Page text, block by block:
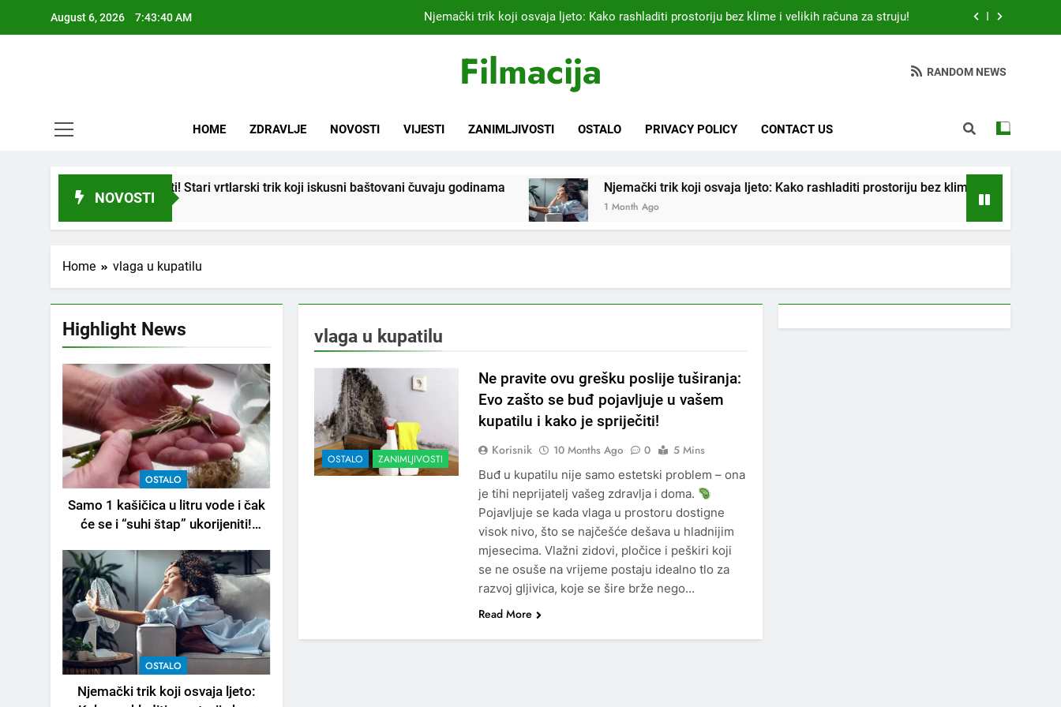
August 6, 2026 7:43:41 AM
Njemački trik koji osvaja ljeto: Kako rashladiti prostoriju bez klime i velikih računa za struju!
Nikada se ne bi sjetili: Sve fleke sa odjeće skida jedno sredstvo koje svi imamo u kući
čuvaju godinama
Kardiolog koji već 20 godina liječi pacijente nakon infarkta otkrio: Ove 4 jutarnje navike nikada ne
praktikujem prije 9 sati – mnogi ih rade svakog dana!
Nikada se ne bi sjetili: Sve fleke sa odjeće skida jedno sredstvo koje svi imamo u kući
Filmacija RANDOM NEWS
HOME ZDRAVLJE NOVOSTI VIJESTI ZANIMLJIVOSTI OSTALO PRIVACY POLICY CONTACT US
NOVOSTI
“suhi štap” ukorijeniti! Stari vrtlarski trik koji iskusni baštovani čuvaju godinama Njemački trik koji osvaja ljeto: Kako rashladiti prostoriju bez klime i velikih računa za
1 Month Ago
Home vlaga u kupatilu
Highlight News
OSTALO
Samo 1 kašičica u litru vode i čak
će se i “suhi štap” ukorijeniti!
baštovani čuvaju godinama
OSTALO
Njemački trik koji osvaja ljeto:
vlaga u kupatilu
OSTALO ZANIMLJIVOSTI
Ne pravite ovu grešku poslije tuširanja:
Evo zašto se buđ pojavljuje u vašem
kupatilu i kako je spriječiti!
Korisnik 10 Months Ago 0
5 Mins
Buđ u kupatilu nije samo estetski problem – ona
je tihi neprijatelj vašeg zdravlja i doma.
Pojavljuje se kada vlaga u prostoru dostigne
visok nivo, što se najčešće dešava u hladnijim
mjesecima. Vlažni zidovi, pločice i peškiri koji
se ne osuše na vrijeme postaju idealno tlo za
razvoj gljivica, koje se šire brže nego…
Read More